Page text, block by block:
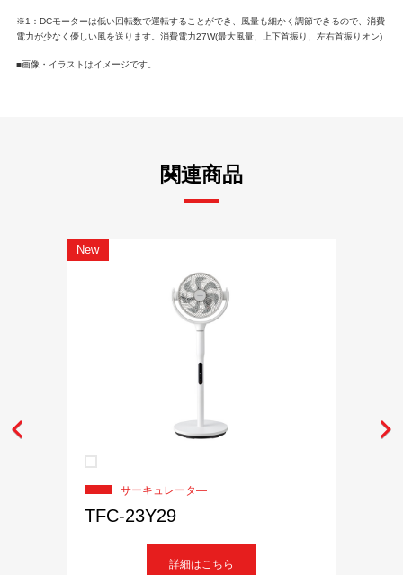
※1：DCモーターは低い回転数で運転することができ、風量も細かく調節できるので、消費
電力が少なく優しい風を送ります。消費電力27W(最大風量、上下首振り、左右首振りオン)
■画像・イラストはイメージです。
関連商品
New
サーキュレータ―
TFC-23Y29
詳細はこちら